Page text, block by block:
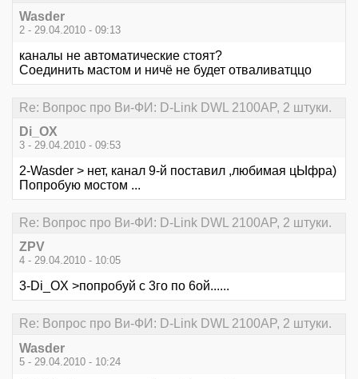
Wasder
2 - 29.04.2010 - 09:13
каналы не автоматические стоят?
Соединить мастом и ничё не будет отваливатццо
Re: Вопрос про Ви-ФИ: D-Link DWL 2100AP, 2 штуки.
Di_OX
3 - 29.04.2010 - 09:53
2-Wasder > нет, канал 9-й поставил ,любимая цЫфра)
Попробую мостом ...
Re: Вопрос про Ви-ФИ: D-Link DWL 2100AP, 2 штуки.
ZPV
4 - 29.04.2010 - 10:05
3-Di_OX >попробуй с 3го по 6ой......
Re: Вопрос про Ви-ФИ: D-Link DWL 2100AP, 2 штуки.
Wasder
5 - 29.04.2010 - 10:24